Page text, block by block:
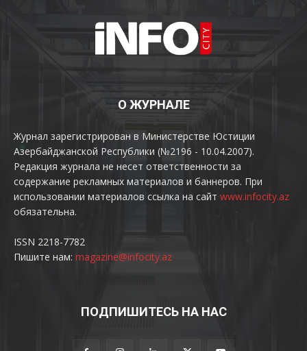
О ЖУРНАЛЕ
Журнал зарегистрирован в Министерстве Юстиции
Азербайджанской Республики (№2196 - 10.04.2007).
Редакция журнала не несет ответственности за
содержание рекламных материалов и баннеров. При
использовании материалов ссылка на сайт www.infocity.az
обязательна.
ISSN 2218-7782
Пишите нам: magazine@infocity.az
ПОДПИШИТЕСЬ НА НАС